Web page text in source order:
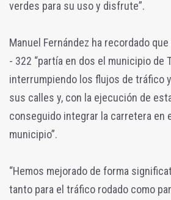
verdes para su uso y disfrute”.
Manuel Fernández ha recordado
- 322 “partía en dos el municipio de
interrumpiendo los flujos de tráfico
sus calles y, con la ejecución de
conseguido integrar la carretera en
municipio”.
“Hemos mejorado de forma
tanto para el tráfico rodado como